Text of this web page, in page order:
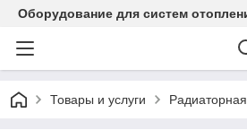
Оборудование для систем
Товары и услуги